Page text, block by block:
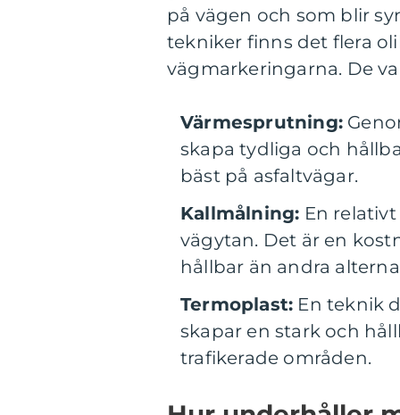
på vägen och som blir
tekniker finns det flera
vägmarkeringarna. De
Värmesprutning:
skapa tydliga och
bäst på asfaltvägar.
Kallmålning: En
vägytan. Det är en
hållbar än andra
Termoplast: En teknik
skapar en stark och
trafikerade områden.